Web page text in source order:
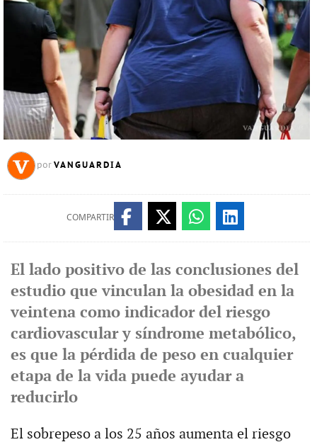
por VANGUARDIA
COMPARTIR
El lado positivo de las conclusiones del
estudio que vinculan la obesidad en la
veintena como indicador del riesgo
cardiovascular y síndrome metabólico,
es que la pérdida de peso en cualquier
etapa de la vida puede ayudar a
reducirlo
El sobrepeso a los 25 años aumenta el riesgo